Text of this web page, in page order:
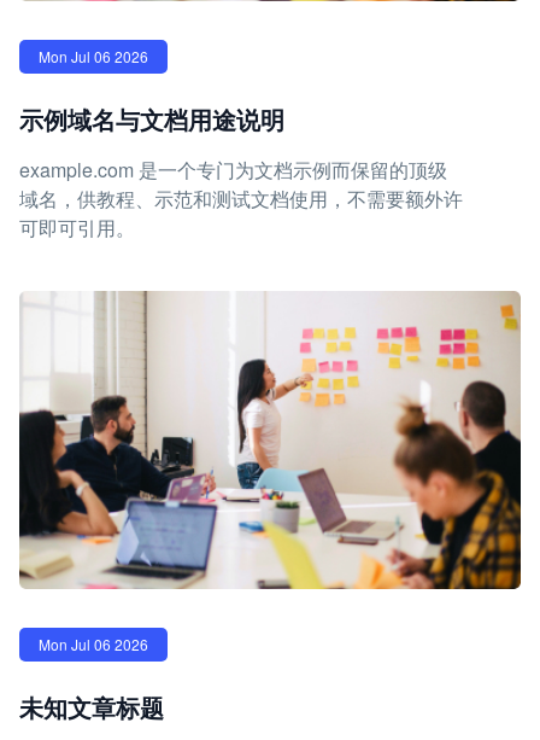
Mon Jul 06 2026
示例域名与文档用途说明
example.com 是一个专门为文档示例而保留的顶级
域名，供教程、示范和测试文档使用，不需要额外许
可即可引用。
Mon Jul 06 2026
未知文章标题